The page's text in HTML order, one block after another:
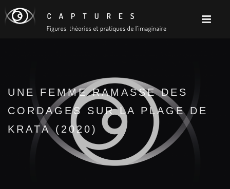
UNE FEMME RAMASSE DES
CORDAGES SUR LA PLAGE DE
KRATA (2020)